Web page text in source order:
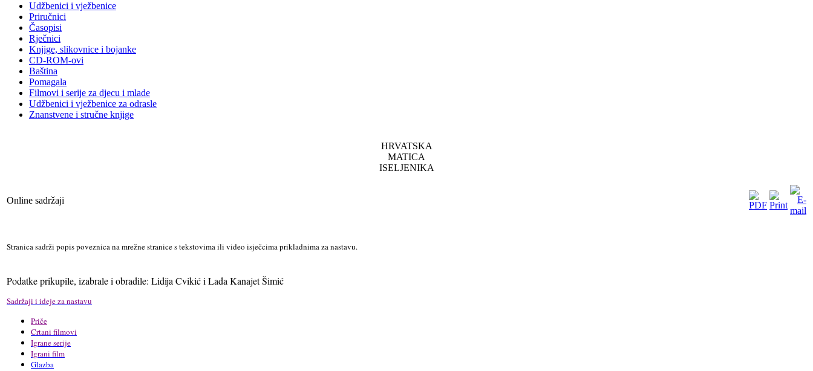
Udžbenici i vježbenice
Priručnici
Časopisi
Rječnici
Knjige, slikovnice i bojanke
CD-ROM-ovi
Baština
Pomagala
Filmovi i serije za djecu i mlade
Udžbenici i vježbenice za odrasle
Znanstvene i stručne knjige
HRVATSKA
MATICA
ISELJENIKA
Online sadržaji
Stranica sadrži popis poveznica na mrežne stranice s tekstovima ili video isječcima prikladnima za nastavu.
Podatke prikupile, izabrale i obradile: Lidija Cvikić i Lada Kanajet Šimić
Sadržaji i ideje za nastavu
Priče
Crtani filmovi
Igrane serije
Igrani film
Glazba